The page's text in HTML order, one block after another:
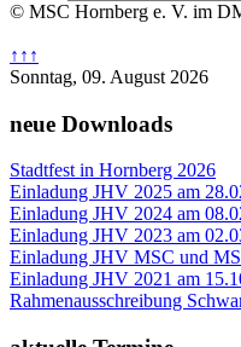
© MSC Hornberg e. V. im
↑↑↑
Sonntag, 09. August 2026
neue Downloads
Stadtfest in Hornberg 2026
Einladung JHV 2025 am
Einladung JHV 2024 am
Einladung JHV 2023 am
Einladung JHV MSC und
Einladung JHV 2021 am
Rahmenausschreibung